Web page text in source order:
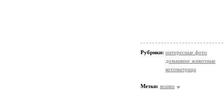
Рубрики: интересные фото
домашние животные
котоматрица
Метки: кошки